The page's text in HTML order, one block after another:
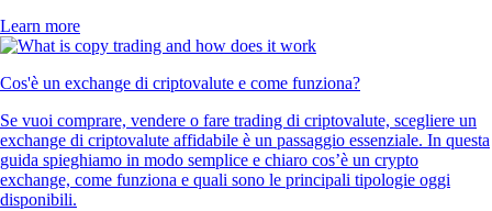
Learn more
Cos'è un exchange di criptovalute e come funziona?
Se vuoi comprare, vendere o fare trading di criptovalute, scegliere un
exchange di criptovalute affidabile è un passaggio essenziale. In questa
guida spieghiamo in modo semplice e chiaro cos’è un crypto
exchange, come funziona e quali sono le principali tipologie oggi
disponibili.